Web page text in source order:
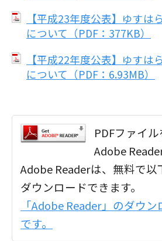
【平成23年度公表】ゆすは
について（PDF：377KB）
【平成22年度公表】ゆすは
について（PDF：6.93MB）
PDFファイ
Adobe
Adobe Readerは、無料で以
ダウンロードできます。
「Adobe Reader」のダウ
です。